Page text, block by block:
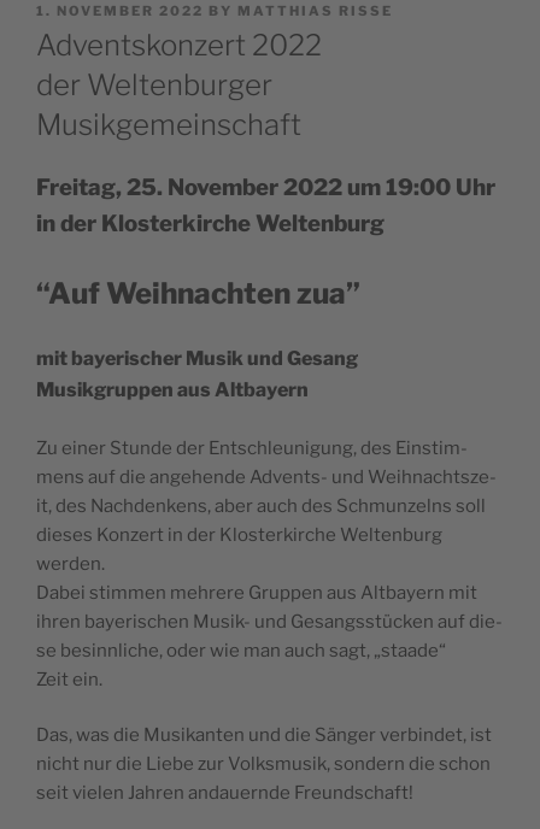
POSTED
ON
1. NOVEMBER 2022 BY MATTHIAS RISSE
Adventskonzert 2022
der Weltenburger
Musikgemeinschaft
Fre­i­tag, 25. Novem­ber 2022 um 19:00 Uhr
in der Klo­s­ter­kirc­he Weltenburg
“Auf Wei­hnac­hten zua”
mit baye­ri­sc­her Musik und Gesang
Musik­gru­ppen aus Altbayern
Zu einer Stun­de der Ent­sc­hle­u­ni­gung, des Ein­stim­
mens auf die ange­h­ende Advents- und Wei­hnac­hts­ze­
it, des Nac­hden­kens, aber auch des Schmun­zelns soll
die­ses Kon­zert in der Klo­s­ter­kirc­he Wel­ten­burg
werden.
Dabei stim­men mehre­re Gru­ppen aus Alt­ba­yern mit
ihren baye­ri­sc­hen Musik- und Gesangs­s­tüc­ken auf die­
se besinn­lic­he, oder wie man auch sagt, „sta­ade“
Zeit ein.
Das, was die Musi­kan­ten und die Sän­ger ver­bin­det, ist
nic­ht nur die Lie­be zur Volks­mu­sik, son­dern die schon
seit vie­len Jahren anda­u­ern­de Freundschaft!